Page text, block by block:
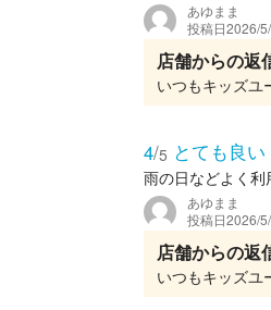
あゆまま
投稿日2026/
店舗からの返
4/5 とても良い
雨の日などよく利
あゆまま
投稿日2026/
店舗からの返